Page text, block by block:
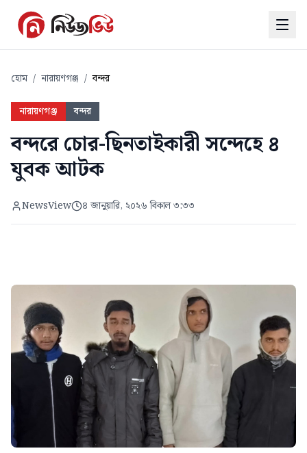
হোম / নারায়ণগঞ্জ / বন্দর
নারায়ণগঞ্জ বন্দর
বন্দরে চোর-ছিনতাইকারী সন্দেহে ৪
যুবক আটক
NewsView ৪ জানুয়ারি, ২০২৬ বিকাল ৩:৩৩